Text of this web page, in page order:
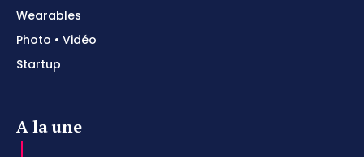
Wearables
Photo • Vidéo
Startup
A la une